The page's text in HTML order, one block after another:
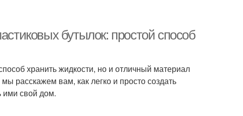
бутылок: простой способ
хранить жидкости, но и отличный материал
расскажем вам, как легко и просто создать
ими свой дом.